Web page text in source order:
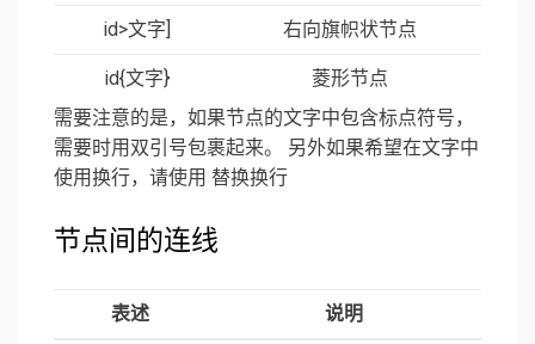
id>文字] 右向旗帜状节点
id{文字}
菱形节点
需要注意的是，如果节点的文字中包含标点符号，
需要时用双引号包裹起来。 另外如果希望在文字中
使用换行，请使用 替换换行
节点间的连线
表述 说明